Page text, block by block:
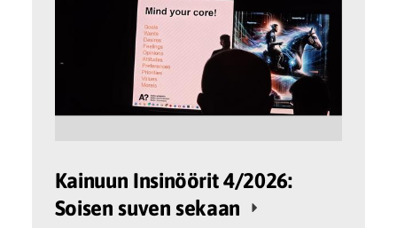
Kainuun Insinöörit 4/2026:
Soisen suven sekaan